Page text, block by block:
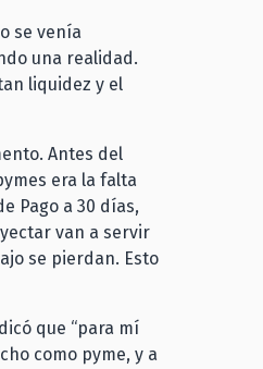
se venía
una realidad.
liquidez y el
Antes del
era la falta
Pago a 30 días,
van a servir
se pierdan. Esto
que “para mí
como pyme, y a